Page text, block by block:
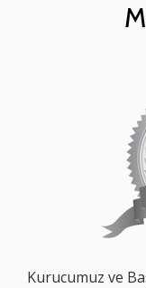
Kurucumuz ve